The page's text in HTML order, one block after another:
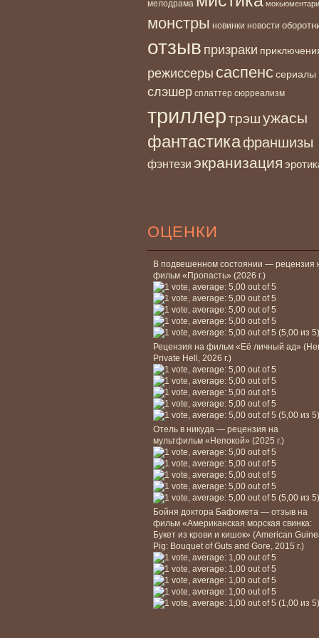
мелодрама мокьюментари
монстры новинки новости
отзыв призраки
режиссеры саспенссериалы
слэшер сплаттер сюрреализм
триллертрэшужасы
фантастикафраншизы
фэнтези экранизация
ОЦЕНКИ
В подвешенном состоянии — рецензия
фильм «Пропасть» (2026 г.)
(5,00 из 5)
Рецензия на фильм «Её личный ад»
Private Hell, 2026 г.)
(5,00 из 5)
Отель в никуда — рецензия на
мультфильм «Непокой» (2025 г.)
(5,00 из 5)
Бойня доктора Бафомета — отзыв на
фильм «Американская морская свинка:
Букет из крови и кишок» (American
Pig: Bouquet of Guts and Gore, 2015 г.)
(1,00 из 5)